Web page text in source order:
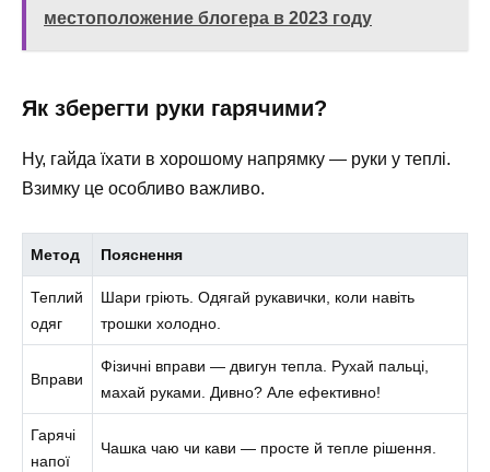
местоположение блогера в 2023 году
Як зберегти руки гарячими?
Ну, гайда їхати в хорошому напрямку — руки у теплі.
Взимку це особливо важливо.
Метод Пояснення
Теплий
одяг
Шари гріють. Одягай рукавички, коли навіть
трошки холодно.
Вправи
Фізичні вправи — двигун тепла. Рухай пальці,
махай руками. Дивно? Але ефективно!
Гарячі
напої
Чашка чаю чи кави — просте й тепле рішення.